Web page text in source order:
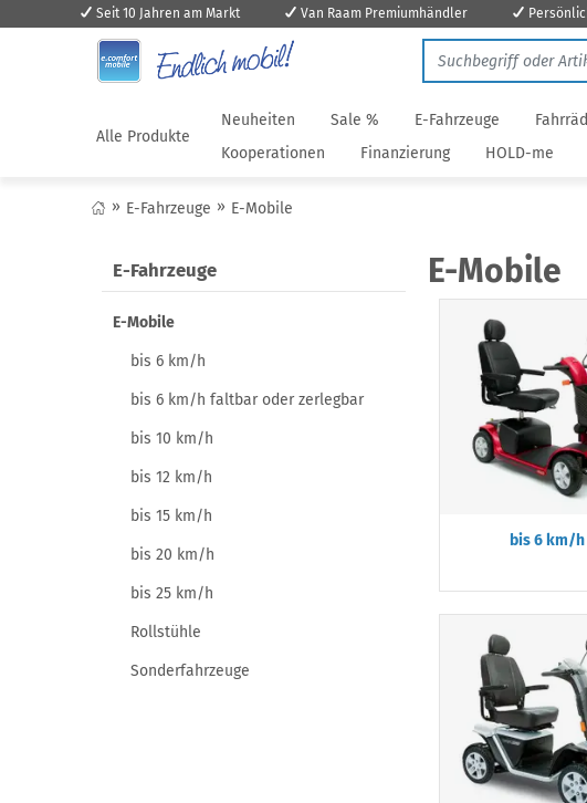
Seit 10 Jahren am Markt Van Raam Premiumhändler
Alle Produkte
Neuheiten Sale % E-Fahrzeuge
Kooperationen
Finanzierung HOLD-me
E-Fahrzeuge E-Mobile
E-Fahrzeuge
E-Mobile
bis 6 km/h
bis 6 km/h faltbar oder zerlegbar
bis 10 km/h
bis 12 km/h
bis 15 km/h
bis 20 km/h
bis 25 km/h
Rollstühle
Sonderfahrzeuge
E-Mobile
bis 6 km/h